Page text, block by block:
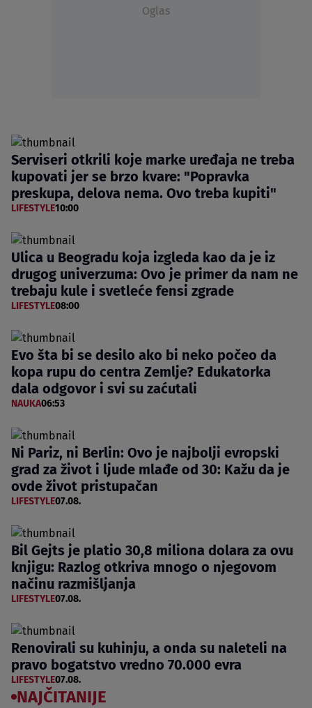
Oglas
Serviseri otkrili koje marke uređaja ne treba
kupovati jer se brzo kvare: "Popravka
preskupa, delova nema. Ovo treba kupiti"
LIFESTYLE10:00
Ulica u Beogradu koja izgleda kao da je iz
drugog univerzuma: Ovo je primer da nam ne
trebaju kule i svetleće fensi zgrade
LIFESTYLE08:00
Evo šta bi se desilo ako bi neko počeo da
kopa rupu do centra Zemlje? Edukatorka
dala odgovor i svi su zaćutali
NAUKA06:53
Ni Pariz, ni Berlin: Ovo je najbolji evropski
grad za život i ljude mlađe od 30: Kažu da je
ovde život pristupačan
LIFESTYLE07.08.
Bil Gejts je platio 30,8 miliona dolara za ovu
knjigu: Razlog otkriva mnogo o njegovom
načinu razmišljanja
LIFESTYLE07.08.
Renovirali su kuhinju, a onda su naleteli na
pravo bogatstvo vredno 70.000 evra
LIFESTYLE07.08.
NAJČITANIJE